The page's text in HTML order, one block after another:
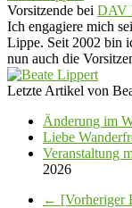
Vorsitzende bei DAV
Ich engagiere mich
Lippe. Seit 2002 bin
nun auch die
Letzte Artikel von
Änderung im
Liebe
Veranstaltung
2026
← [Vorheriger